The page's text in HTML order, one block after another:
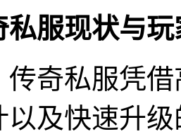
私服现状与
传奇私服凭
以及快速升